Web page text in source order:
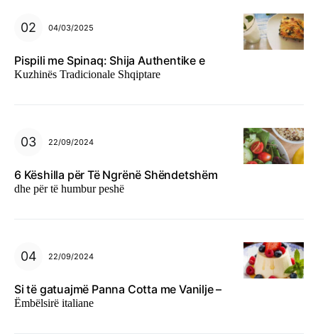
04/03/2025
Pispili me Spinaq: Shija Authentike e
Kuzhinës Tradicionale Shqiptare
22/09/2024
6 Këshilla për Të Ngrënë Shëndetshëm
dhe për të humbur peshë
22/09/2024
Si të gatuajmë Panna Cotta me Vanilje –
Ëmbëlsirë italiane